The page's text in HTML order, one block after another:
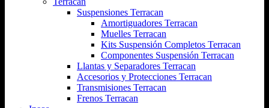
Suspensiones Terracan
Amortiguadores Terracan
Muelles Terracan
Kits Suspensión Completos Terracan
Componentes Suspensión Terracan
Llantas y Separadores Terracan
Accesorios y Protecciones Terracan
Transmisiones Terracan
Frenos Terracan